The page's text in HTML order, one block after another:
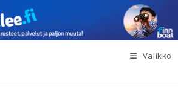
Valikko